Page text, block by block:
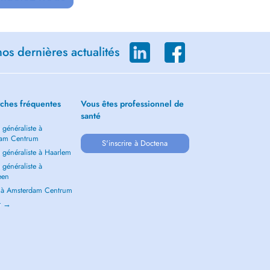
dernières actualités
fréquentes
à
Centrum
à Haarlem
à
Amsterdam Centrum
→
Vous êtes professionnel de
santé
S'inscrire à Doctena